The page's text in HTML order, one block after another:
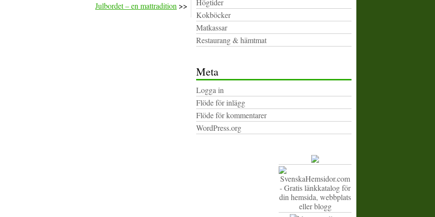
Julbordet – en mattradition >>
Högtider
Kokböcker
Matkassar
Restaurang & hämtmat
Meta
Logga in
Flöde för inlägg
Flöde för kommentarer
WordPress.org